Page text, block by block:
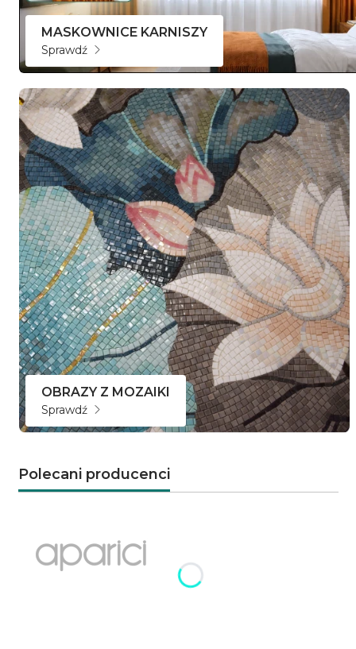
MASKOWNICE KARNISZY
Sprawdź
OBRAZY Z MOZAIKI
Sprawdź
Polecani producenci
Naciśnij Enter lub spację, aby otworzyć stronę.
Naciśnij Enter lub spację, aby otworzyć stronę.